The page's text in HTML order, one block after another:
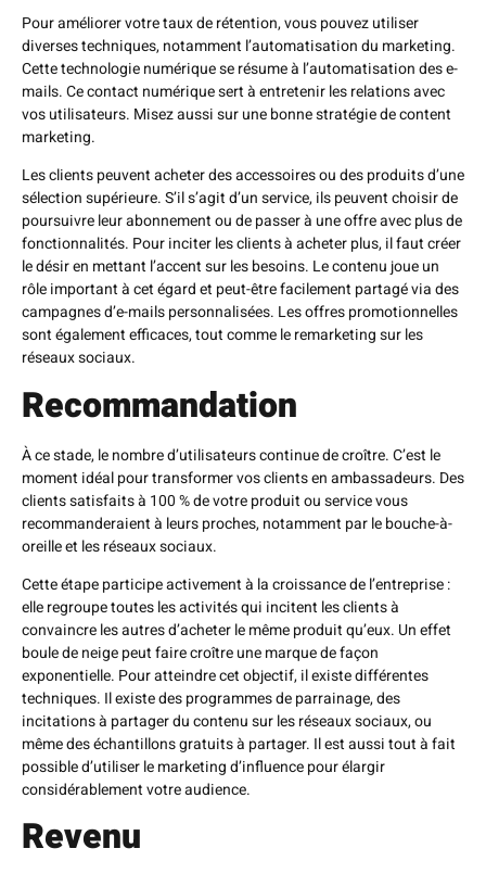
Pour améliorer votre taux de rétention, vous pouvez utiliser
diverses techniques, notamment l’automatisation du marketing.
Cette technologie numérique se résume à l’automatisation des e-
mails. Ce contact numérique sert à entretenir les relations avec
vos utilisateurs. Misez aussi sur une bonne stratégie de content
marketing.
Les clients peuvent acheter des accessoires ou des produits d’une
sélection supérieure. S’il s’agit d’un service, ils peuvent choisir de
poursuivre leur abonnement ou de passer à une offre avec plus de
fonctionnalités. Pour inciter les clients à acheter plus, il faut créer
le désir en mettant l’accent sur les besoins. Le contenu joue un
rôle important à cet égard et peut-être facilement partagé via des
campagnes d’e-mails personnalisées. Les offres promotionnelles
sont également efficaces, tout comme le remarketing sur les
réseaux sociaux.
Recommandation
À ce stade, le nombre d’utilisateurs continue de croître. C’est le
moment idéal pour transformer vos clients en ambassadeurs. Des
clients satisfaits à 100 % de votre produit ou service vous
recommanderaient à leurs proches, notamment par le bouche-à-
oreille et les réseaux sociaux.
Cette étape participe activement à la croissance de l’entreprise :
elle regroupe toutes les activités qui incitent les clients à
convaincre les autres d’acheter le même produit qu’eux. Un effet
boule de neige peut faire croître une marque de façon
exponentielle. Pour atteindre cet objectif, il existe différentes
techniques. Il existe des programmes de parrainage, des
incitations à partager du contenu sur les réseaux sociaux, ou
même des échantillons gratuits à partager. Il est aussi tout à fait
possible d’utiliser le marketing d’influence pour élargir
considérablement votre audience.
Revenu